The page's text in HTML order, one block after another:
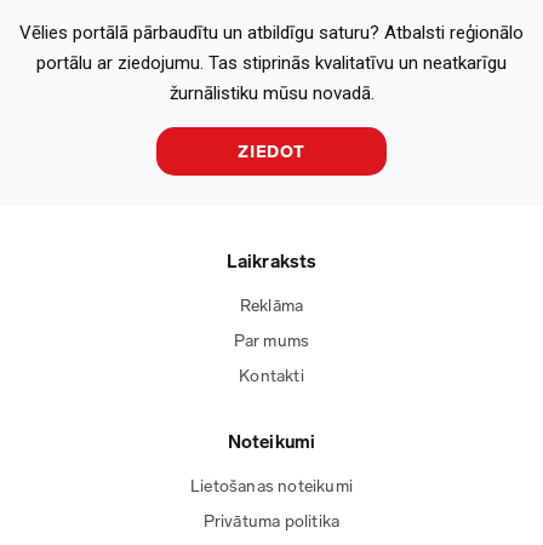
Vēlies portālā pārbaudītu un atbildīgu saturu? Atbalsti reģionālo
portālu ar ziedojumu. Tas stiprinās kvalitatīvu un neatkarīgu
žurnālistiku mūsu novadā.
ZIEDOT
Laikraksts
Reklāma
Par mums
Kontakti
Noteikumi
Lietošanas noteikumi
Privātuma politika